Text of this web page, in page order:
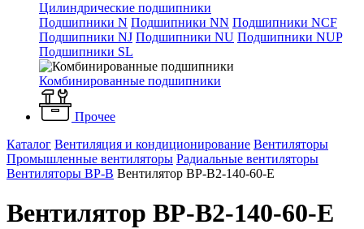
Цилиндрические подшипники
Подшипники N Подшипники NN Подшипники NCF
Подшипники NJ Подшипники NU Подшипники NUP
Подшипники SL
Комбинированные подшипники
Прочее
Каталог Вентиляция и кондиционирование Вентиляторы
Промышленные вентиляторы Радиальные вентиляторы
Вентиляторы ВР-В Вентилятор ВР-В2-140-60-Е
Вентилятор ВР-В2-140-60-Е